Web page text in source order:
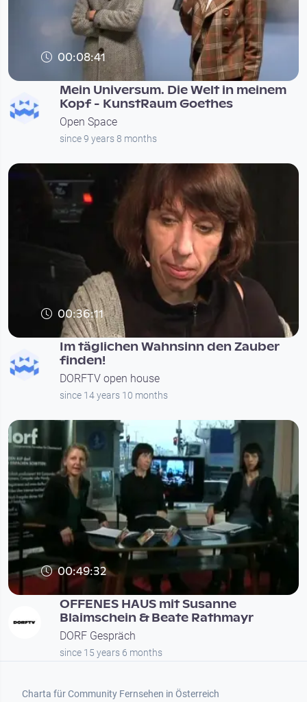
00:08:41
Mein Universum. Die Welt in meinem
Kopf - KunstRaum Goethes
Open Space
since 9 years 8 months
00:36:11
Im täglichen Wahnsinn den Zauber
finden!
DORFTV open house
since 14 years 10 months
00:49:32
OFFENES HAUS mit Susanne
Blaimschein & Beate Rathmayr
DORF Gespräch
since 15 years 6 months
Footer 1
Charta für Community Fernsehen in Österreich